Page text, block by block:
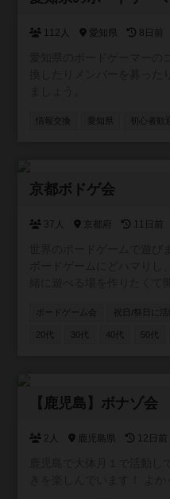
112人 愛知県 8日前
情報交換 愛知県 初心者歓迎
京都ボドゲ会
37人 京都府 11日前
入退室時間は自由 もちろん、市外・府外の方も大歓迎で
す。 月1回程度、公共施設
再開していきますので、気
ボードゲーム会 祝日/祭日に活
20代 30代 40代 50代
【鹿児島】ボナゾ会
2人 鹿児島県 12日前